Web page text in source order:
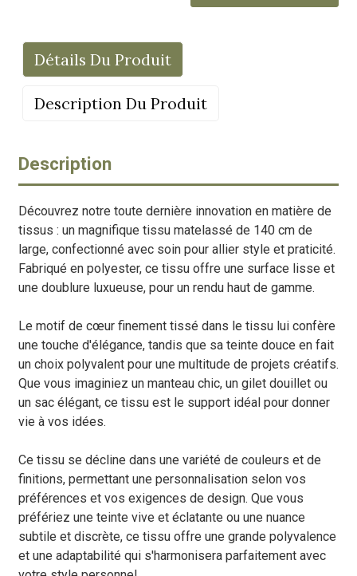
Détails Du Produit
Description Du Produit
Description
Découvrez notre toute dernière innovation en matière de
tissus : un magnifique tissu matelassé de 140 cm de
large, confectionné avec soin pour allier style et praticité.
Fabriqué en polyester, ce tissu offre une surface lisse et
une doublure luxueuse, pour un rendu haut de gamme.
Le motif de cœur finement tissé dans le tissu lui confère
une touche d'élégance, tandis que sa teinte douce en fait
un choix polyvalent pour une multitude de projets créatifs.
Que vous imaginiez un manteau chic, un gilet douillet ou
un sac élégant, ce tissu est le support idéal pour donner
vie à vos idées.
Ce tissu se décline dans une variété de couleurs et de
finitions, permettant une personnalisation selon vos
préférences et vos exigences de design. Que vous
préfériez une teinte vive et éclatante ou une nuance
subtile et discrète, ce tissu offre une grande polyvalence
et une adaptabilité qui s'harmonisera parfaitement avec